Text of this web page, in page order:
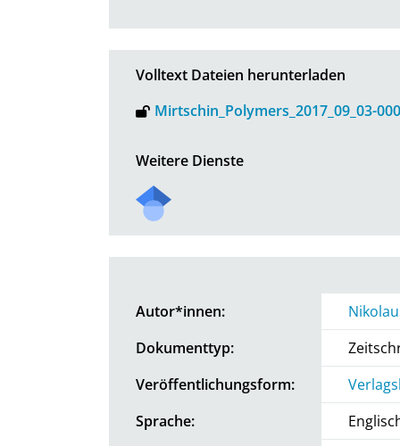
Volltext Dateien herunterladen
Mirtschin_Polymers_2017_09_03-
Weitere Dienste
Autor*innen:
Dokumenttyp:
Veröffentlichungsform:
Sprache: